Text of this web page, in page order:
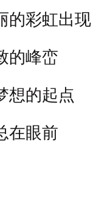
彩虹出现
峰峦
的起点
眼前